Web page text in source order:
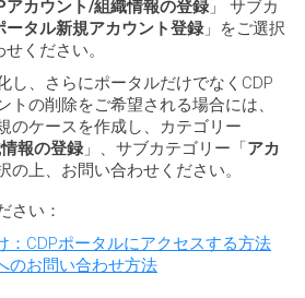
アカウント/組織情報の登録 」 サブカ
ータル新規アカウント登録 」をご選択
ください。
し、さらにポータルだけでなくCDP
トの削除をご希望される場合には、
のケースを作成し、カテゴリー
報の登録 」、サブカテゴリー「 アカ
の上、お問い合わせください。
さい：
：CDPポータルにアクセスする方法
のお問い合わせ方法